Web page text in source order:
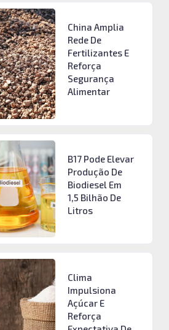
China Amplia
Rede De
Fertilizantes E
Reforça
Segurança
Alimentar
B17 Pode Elevar
Produção De
Biodiesel Em
1,5 Bilhão De
Litros
Clima
Impulsiona
Açúcar E
Reforça